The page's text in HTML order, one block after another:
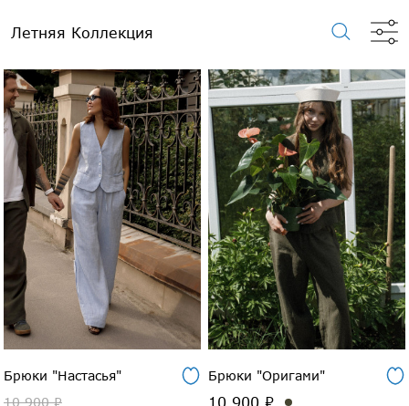
Летняя Коллекция
Брюки "Настасья"
10 900 ₽
Брюки "Оригами"
10 900 ₽